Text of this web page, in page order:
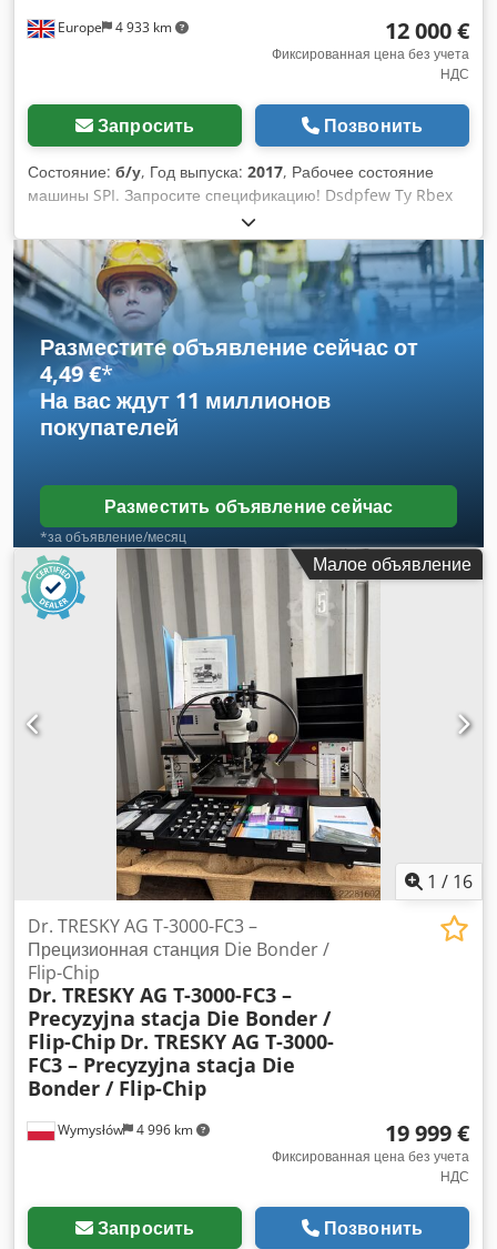
Europe 4 933 km 12 000 €
Фиксированная цена без учета
НДС
Запросить Позвонить
Состояние: б/у, Год выпуска: 2017, Рабочее состояние
машины SPI. Запросите спецификацию! Dsdpfew Ty Rbex
Разместите объявление сейчас от
4,49 €*
На вас ждут 11 миллионов
покупателей
Разместить объявление сейчас
*за объявление/месяц
Малое объявление
1 / 16
Wymysłów 4 996 km
Dr. TRESKY AG T-3000-FC3 –
Прецизионная станция Die Bonder /
Flip-Chip
Dr. TRESKY AG T-3000-FC3 –
Precyzyjna stacja Die Bonder /
Flip-Chip Dr. TRESKY AG T-3000-
FC3 – Precyzyjna stacja Die
Bonder / Flip-Chip
19 999 €
Фиксированная цена без учета
НДС
Запросить Позвонить